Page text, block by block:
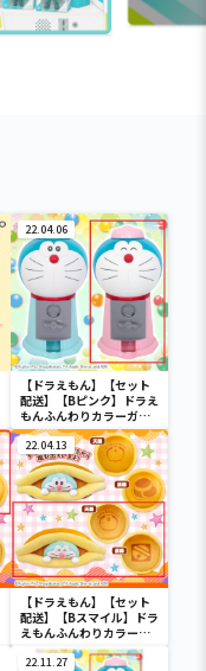
22.04.06
【ドラえもん】【セット
配送】【Bピンク】ドラえ
もんふんわりカラーガム
ガチャ
22.04.13
【ドラえもん】【セット
配送】【Bスマイル】ドラ
えもんふんわりカラーひ
ょっこりクッション
22.11.27